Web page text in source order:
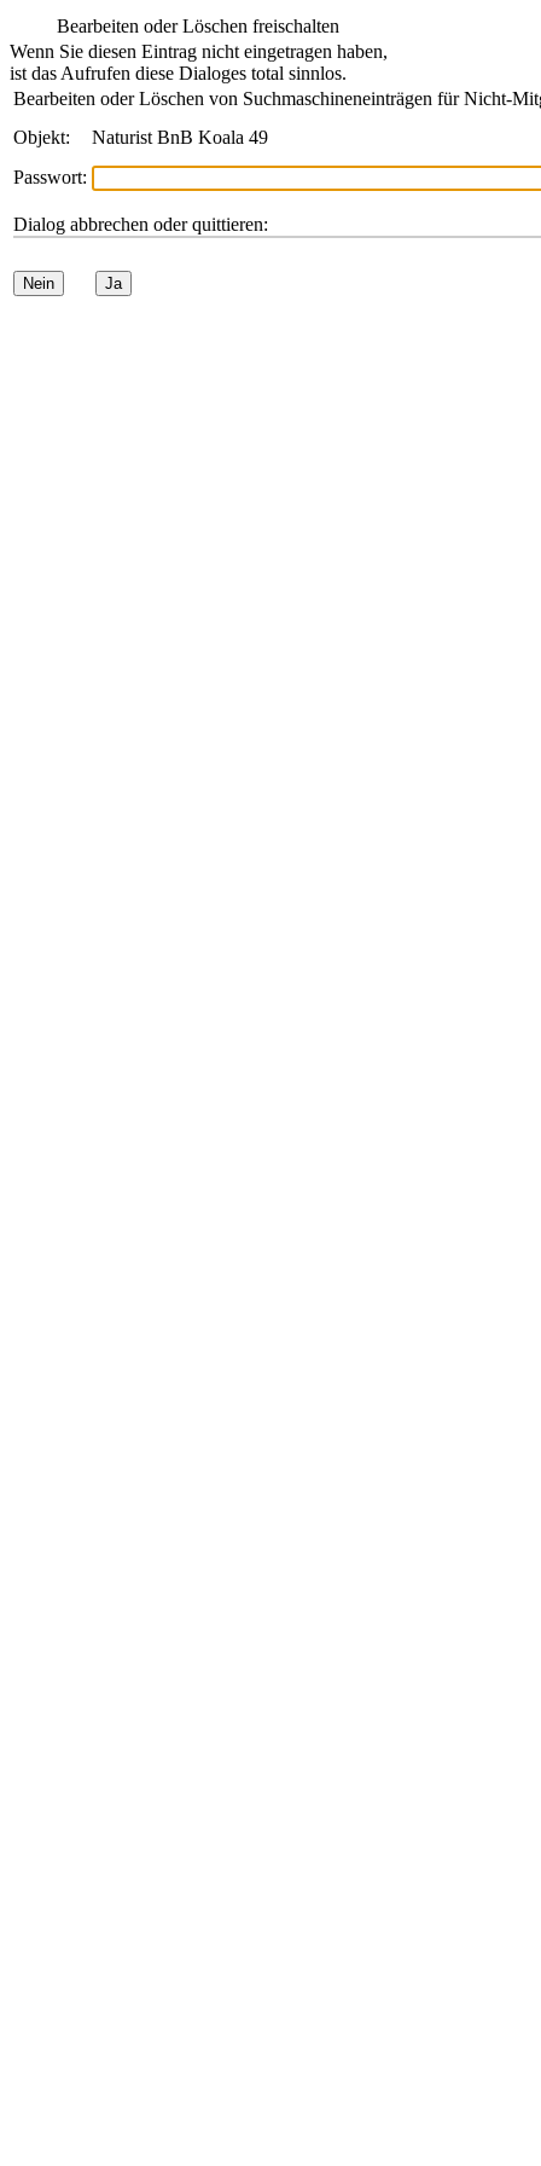
Bearbeiten oder Löschen freischalten
Wenn Sie diesen Eintrag nicht eingetragen haben,
ist das Aufrufen diese Dialoges total sinnlos.
Bearbeiten oder Löschen von Suchmaschineneinträgen für Nicht-
Objekt:
Naturist BnB Koala 49
Passwort:
Dialog abbrechen oder quittieren:
Nein Ja